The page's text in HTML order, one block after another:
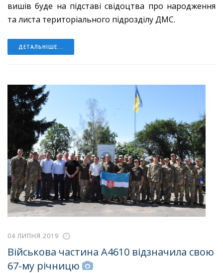
вишів буде на підставі свідоцтва про народження
та листа територіального підрозділу ДМС.
ДЕТАЛЬНІШЕ...
04 ЛИПНЯ 2019
Військова частина А4610 відзначила свою
67-му річницю